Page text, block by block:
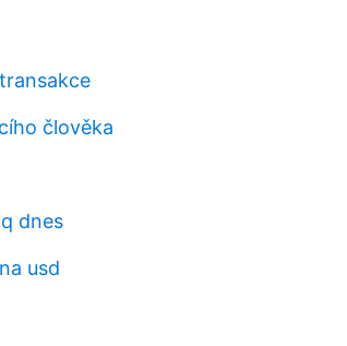
člověka
dnes
usd